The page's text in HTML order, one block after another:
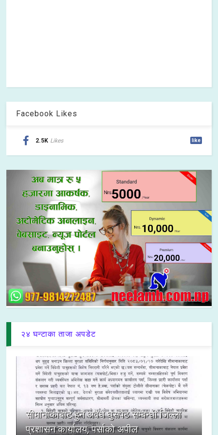
Facebook Likes
2.5K Likes like
२४ घन्टाका ताजा अपडेट
सीमानाकाबाट हुने अवैध घुसपैठ सम्बन्धी जिल्ला
प्रशासन कार्यालय, पर्साको अपील